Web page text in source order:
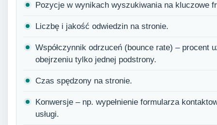
Pozycje w wynikach wyszukiwania na kluczowe
Liczbę i jakość odwiedzin na stronie.
Współczynnik odrzuceń (bounce rate) – procent
obejrzeniu tylko jednej podstrony.
Czas spędzony na stronie.
Konwersje – np. wypełnienie formularza
usługi.